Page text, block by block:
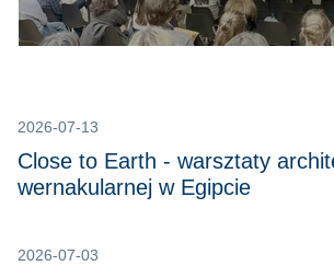
2026-07-13
Close to Earth - warsztaty
wernakularnej w Egipcie
2026-07-03